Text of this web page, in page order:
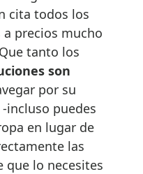
cita todos los
precios mucho
tanto los
son
por su
incluso puedes
en lugar de
las
que lo necesites